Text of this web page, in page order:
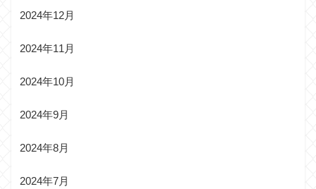
2024年12月
2024年11月
2024年10月
2024年9月
2024年8月
2024年7月